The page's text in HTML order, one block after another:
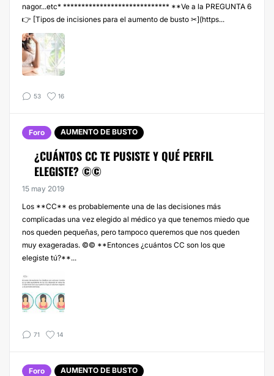
nagor...etc* ***************************** **Ve a la PREGUNTA 6
👉 [Tipos de incisiones para el aumento de busto ✂](https...
53 16
Foro AUMENTO DE BUSTO
¿CUÁNTOS CC TE PUSISTE Y QUÉ PERFIL
ELEGISTE? ©©
15 may 2019
Los **CC** es probablemente una de las decisiones más
complicadas una vez elegido al médico ya que tenemos miedo que
nos queden pequeñas, pero tampoco queremos que nos queden
muy exageradas. ©© **Entonces ¿cuántos CC son los que
elegiste tú?**...
71 14
Foro AUMENTO DE BUSTO